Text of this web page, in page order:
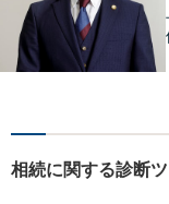
相続に関する診断